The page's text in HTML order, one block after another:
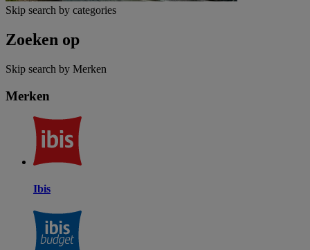
Skip search by categories
Zoeken op
Skip search by Merken
Merken
Ibis